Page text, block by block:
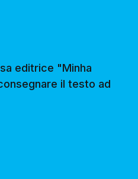
editrice "Minha
il testo ad